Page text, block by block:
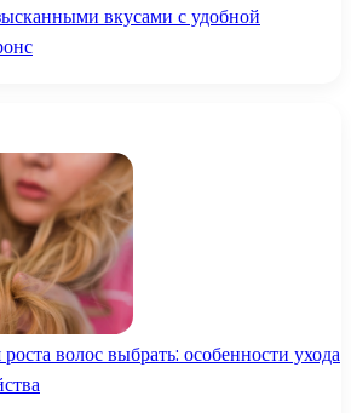
вкусами с удобной
волос выбрать: особенности ухода